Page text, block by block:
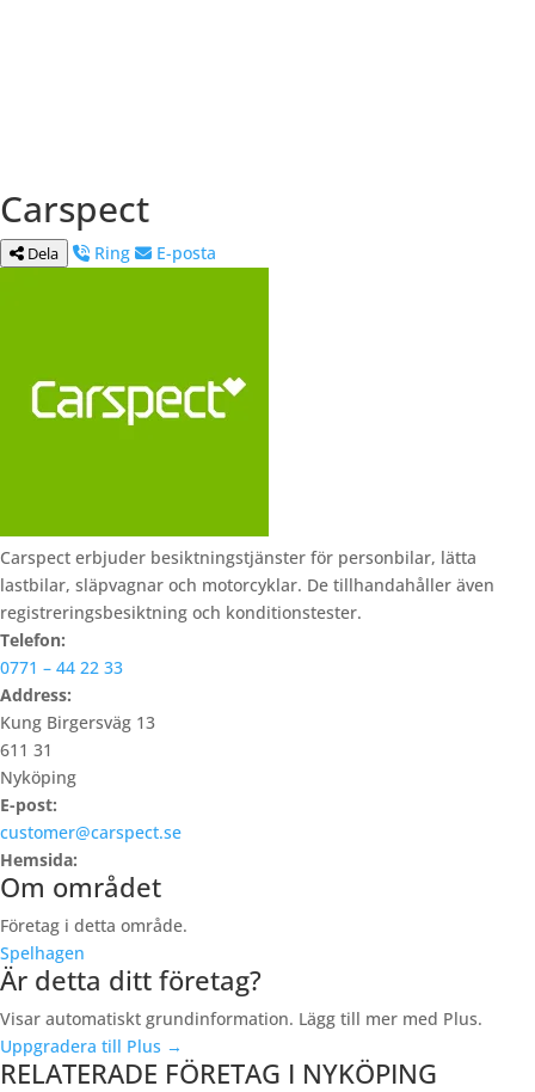
Carspect
Dela Ring E-posta
Carspect erbjuder besiktningstjänster för personbilar, lätta
lastbilar, släpvagnar och motorcyklar. De tillhandahåller även
registreringsbesiktning och konditionstester.
Telefon:
0771 – 44 22 33
Address:
Kung Birgersväg 13
611 31
Nyköping
E-post:
customer@carspect.se
Hemsida:
Om området
Företag i detta område.
Spelhagen
Är detta ditt företag?
Visar automatiskt grundinformation. Lägg till mer med Plus.
Uppgradera till Plus →
RELATERADE FÖRETAG I NYKÖPING